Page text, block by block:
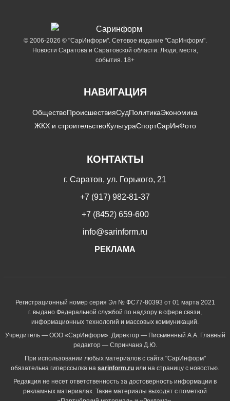
© 2006-2026 © "СарИнформ". Сетевое издание "СарИнформ".
Новости Саратова и Саратовской области. Люди, места,
события. 18+
НАВИГАЦИЯ
ОбществоПроисшествияСудПолитикаЭкономика
ЖКХ и строительствоКультураСпортСарИнФото
КОНТАКТЫ
г. Саратов, ул. Горького, 21
+7 (917) 982-81-37
+7 (8452) 659-600
info@sarinform.ru
РЕКЛАМА
Регистрационный номер серия Эл № ФС77-80393 от 01 марта 2021
г. выдано Федеральной службой по надзору в сфере связи,
информационных технологий и массовых коммуникаций.
Учредитель — ООО «СарИнформ». Директор — Письменный А.А. Главный
редактор — Спринчанэ Д.Ю.
При использовании любых материалов с сайта "СарИнформ"
обязательна гиперссылка на sarinform.ru или на страницу с новостью.
Редакция не несет ответственность за достоверность информации в
рекламных материалах. Такие материалы выходят с пометкой